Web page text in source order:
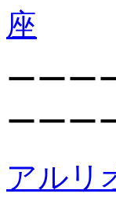
座
ーーー
ーーー
アルリ